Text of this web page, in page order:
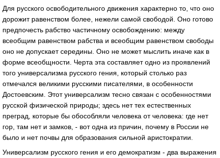
Для русского освободительного движения характерно то, что оно
дорожит равенством более, нежели самой свободой. Оно готово
предпочесть рабство частичному освобождению: между
всеобщим равенством рабства и всеобщим равенством свободы
оно не допускает середины. Оно не может мыслить иначе как в
форме всеобщности. Черта эта составляет одно из проявлений
того универсализма русского гения, который столько раз
отмечался великими русскими писателями, в особенности
Достоевским. Этот универсализм тесно связан с особенностями
русской физической природы; здесь нет тех естественных
преград, которые бы обособляли человека от человека: где нет
гор, там нет и замков, - вот одна из причин, почему в России не
было и нет почвы для образования сильной аристократии.
Универсализм русского гения и его демократизм - два выражения